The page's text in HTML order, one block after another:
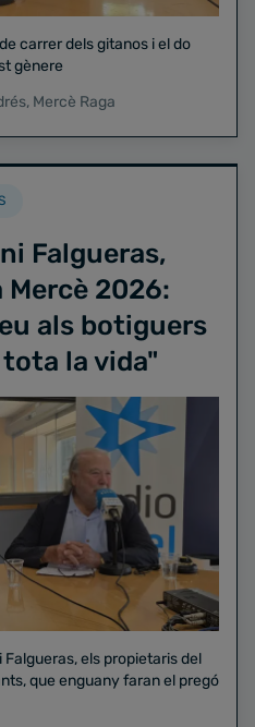
carrer dels gitanos i el do
gènere
, Mercè Raga
Falgueras,
Mercè 2026:
als botiguers
la vida"
els propietaris del